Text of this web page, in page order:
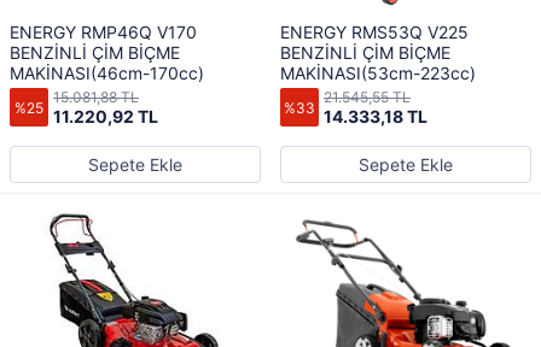
ENERGY RMP46Q V170
BENZİNLİ ÇİM BİÇME
MAKİNASI(46cm-170cc)
%25 11.220,92 TL
15.081,88 TL
Sepete Ekle
ENERGY RMS53Q V225
BENZİNLİ ÇİM BİÇME
MAKİNASI(53cm-223cc)
%33 14.333,18 TL
21.545,55 TL
Sepete Ekle